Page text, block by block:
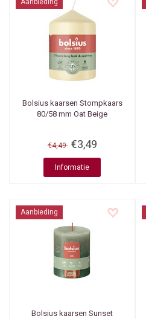
Aanbieding
Bolsius kaarsen Stompkaars
80/58 mm Oat Beige
€4,49 €3,49
Informatie
Aanbieding
Bolsius kaarsen Sunset